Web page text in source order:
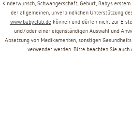
Kinderwunsch, Schwangerschaft, Geburt, Babys
der allgemeinen, unverbindlichen Unterstützung
www.babyclub.de können und dürfen nicht zur
und/oder einer eigenständigen Auswahl und
Absetzung von Medikamenten, sonstigen
verwendet werden. Bitte beachten Sie auch